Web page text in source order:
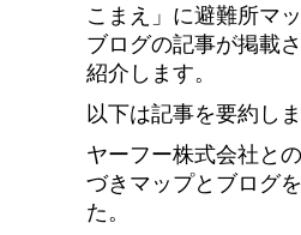
こまえ」に避難所マ
ブログの記事が掲載
紹介します。
以下は記事を要約しま
ヤーフー株式会社と
づきマップとブログ
た。